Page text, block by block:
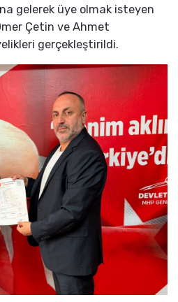
gelerek üye olmak isteyen
Çetin ve Ahmet
gerçekleştirildi.